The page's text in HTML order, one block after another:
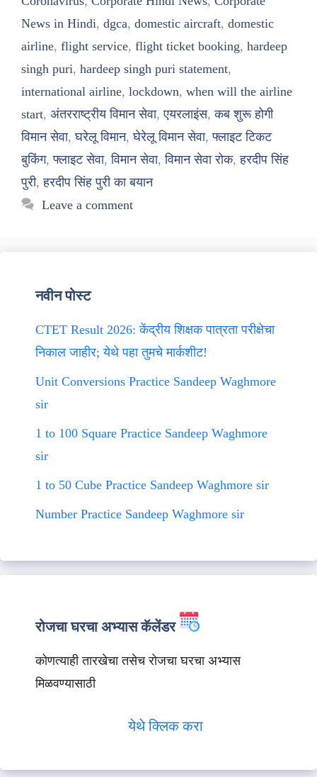
News in Hindi, dgca, domestic aircraft, domestic
airline, flight service, flight ticket booking, hardeep
singh puri, hardeep singh puri statement,
international airline, lockdown, when will the airline
start, अंतरराष्ट्रीय विमान सेवा,एयरलाइंस,कब शुरू होगी
विमान सेवा,घरेलू विमान,घेरेलू विमान सेवा,फ्लाइट टिकट
बुकिंग,फ्लाइट सेवा,विमान सेवा,विमान सेवा रोक,हरदीप सिंह
पुरी,हरदीप सिंह पुरी का बयान
Leave a comment
नवीन पोस्ट
CTET Result 2026: केंद्रीय शिक्षक पात्रता परीक्षेचा
निकाल जाहीर; येथे पहा तुमचे मार्कशीट!
Unit Conversions Practice Sandeep Waghmore
sir
1 to 100 Square Practice Sandeep Waghmore
sir
1 to 50 Cube Practice Sandeep Waghmore sir
Number Practice Sandeep Waghmore sir
रोजचा घरचा अभ्यास कॅलेंडर
कोणत्याही तारखेचा तसेच रोजचा घरचा अभ्यास
मिळवण्यासाठी
येथे क्लिक करा